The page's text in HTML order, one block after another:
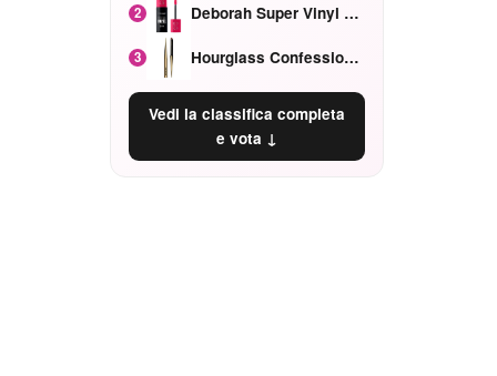
2 Deborah Super Vinyl Shake Rosa Ciliegia
3 Hourglass Confession Ricaricabile Ultra Preciso Ad Alta Intensità Secretly Classic Red
Vedi la classifica completa
e vota ↓